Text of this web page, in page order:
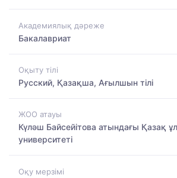
Академиялық дәреже
Бакалавриат
Оқыту тілі
Русский, Қазақша, Ағылшын тілі
ЖОО атауы
Күләш Байсейітова атындағы Қазақ
университеті
Оқу мерзімі